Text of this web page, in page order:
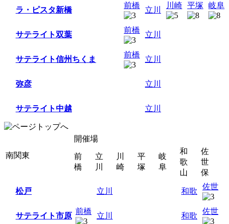
ラ・ピスタ新橋
前橋
立川
川崎 平塚 岐阜
サテライト双葉
前橋
立川
サテライト信州ちくま
前橋
立川
弥彦 立川
サテライト中越 立川
南関東
開催場
前
橋
立
川
川
崎
平
塚
岐
阜
和
歌
山
佐
世
保
松戸 立川 和歌
佐世
サテライト市原
前橋
立川 和歌
佐世